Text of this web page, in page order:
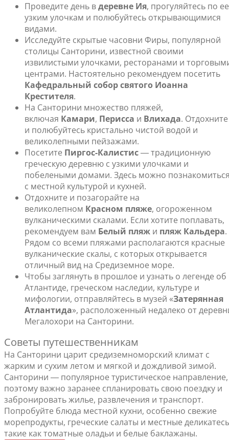
Проведите день вдеревне Ия, прогуляйтесь по ее
узким улочкам и полюбуйтесь открывающимися
видами.
Исследуйте скрытые часовни Фиры, популярной
столицы Санторини, известной своими
извилистыми улочками, ресторанами и
центрами. Настоятельно рекомендуем посетить
Кафедральный собор святого Иоанна
Крестителя.
На Санторини множество пляжей,
включая Камари, Перисса и Влихада. Отдохните
и полюбуйтесь кристально чистой водой и
великолепными пейзажами.
Посетите Пиргос-Калистис― традиционную
греческую деревню с узкими улочками и
побелеными домами. Здесь можно
с местной культурой и кухней.
Отдохните и позагорайте на
великолепном Красном пляже, огороженном
вулканическими скалами. Если хотите поплавать,
рекомендуем вам Белый пляж и пляж Кальдера.
Рядом со всеми пляжами располагаются красные
вулканические скалы, с которых открывается
отличный вид на Средиземное море.
Чтобы заглянуть в прошлое и узнать о легенде об
Атлантиде, греческом наследии, культуре и
мифологии, отправляйтесь в музей «Затерянная
Атлантида», расположенный недалеко от
Мегалохори на Санторини.
Советы путешественникам
На Санторини царит средиземноморский климат с
жарким и сухим летом и мягкой и дождливой зимой.
Санторини ― популярное туристическое направление,
поэтому важно заранее спланировать свою поездку и
забронировать жилье, развлечения и транспорт.
Попробуйте блюда местной кухни, особенно свежие
морепродукты, греческие салаты и местные
такие как томатные оладьи и белые баклажаны.